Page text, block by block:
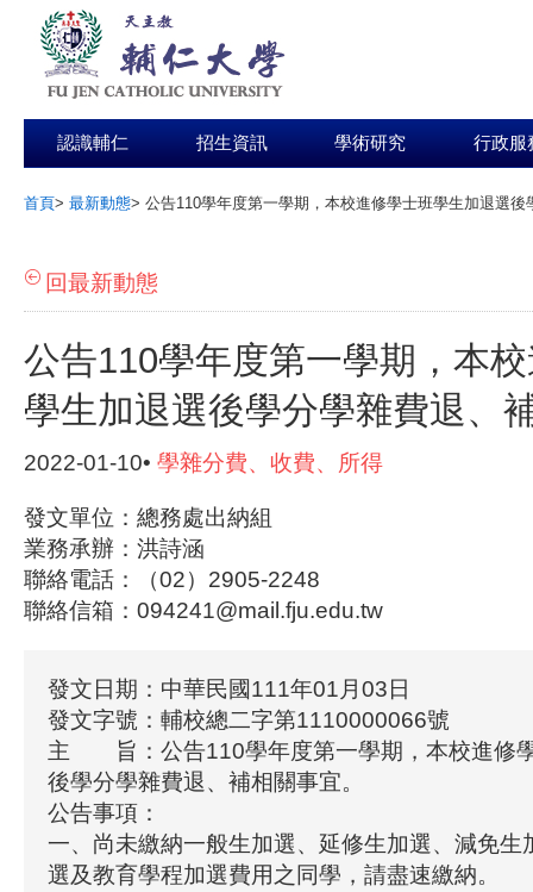
認識輔仁 招生資訊 學術研究 行政服
首頁> 最新動態> 公告110學年度第一學期，本校進修學士班學生加退選
回最新動態
公告110學年度第一學期，本
學生加退選後學分學雜費退、
2022-01-10• 學雜分費、收費、所得
發文單位：總務處出納組
業務承辦：洪詩涵
聯絡電話：（02）2905-2248
聯絡信箱：094241@mail.fju.edu.tw
發文日期：中華民國111年01月03日
發文字號：輔校總二字第1110000066號
主 旨：公告110學年度第一學期，本校進修
後學分學雜費退、補相關事宜。
公告事項：
一、尚未繳納一般生加選、延修生加選、減免生
選及教育學程加選費用之同學，請盡速繳納。